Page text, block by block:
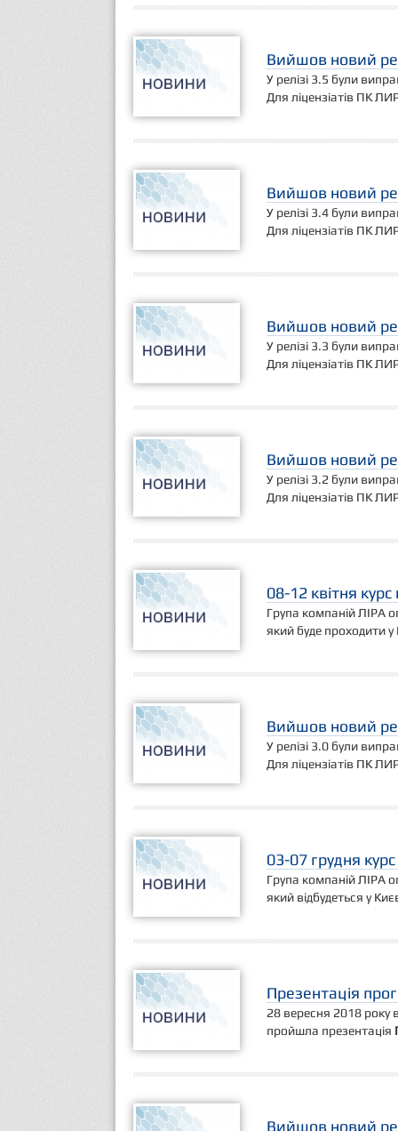
Вийшов новий
У релізі 3.5 були
Для ліцензіатів ПК
Вийшов новий
У релізі 3.4 були
Для ліцензіатів ПК
Вийшов новий
У релізі 3.3 були
Для ліцензіатів ПК
Вийшов новий
У релізі 3.2 були
Для ліцензіатів ПК
08-12 квітня
Група компаній ЛІРА
який буде проходити у
Вийшов новий
У релізі 3.0 були
Для ліцензіатів ПК
03-07 грудня
Група компаній ЛІРА
який відбудеться у
Презентація
28 вересня 2018 року
пройшла презентація
Вийшов новий